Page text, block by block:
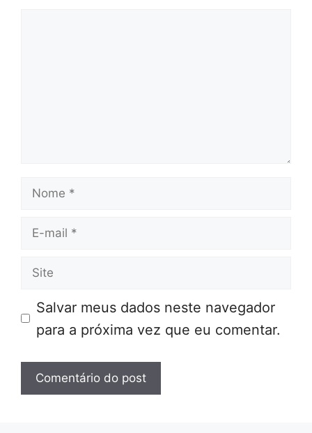
Nome
E-
Site
Salvar meus dados neste navegador
para a próxima vez que eu comentar.